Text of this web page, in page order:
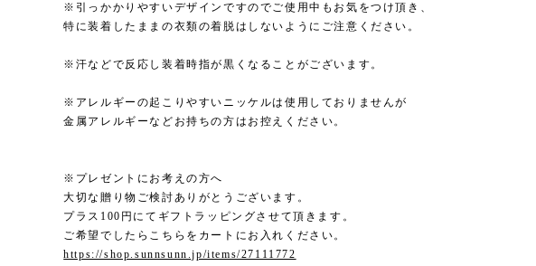
※引っかかりやすいデザインですのでご使用中もお気をつけ頂き、
特に装着したままの衣類の着脱はしないようにご注意ください。
※汗などで反応し装着時指が黒くなることがございます。
※アレルギーの起こりやすいニッケルは使用しておりませんが
金属アレルギーなどお持ちの方はお控えください。
※プレゼントにお考えの方へ
大切な贈り物ご検討ありがとうございます。
プラス100円にてギフトラッピングさせて頂きます。
ご希望でしたらこちらをカートにお入れください。
https://shop.sunnsunn.jp/items/27111772